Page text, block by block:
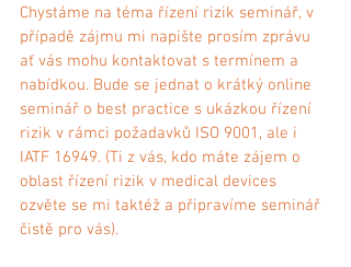
Chystáme na téma řízení rizik seminář, v
případě zájmu mi napište prosím zprávu
ať vás mohu kontaktovat s termínem a
nabídkou. Bude se jednat o krátký online
seminář o best practice s ukázkou řízení
rizik v rámci požadavků ISO 9001, ale i
IATF 16949. (Ti z vás, kdo máte zájem o
oblast řízení rizik v medical devices
ozvěte se mi taktéž a připravíme seminář
čistě pro vás).